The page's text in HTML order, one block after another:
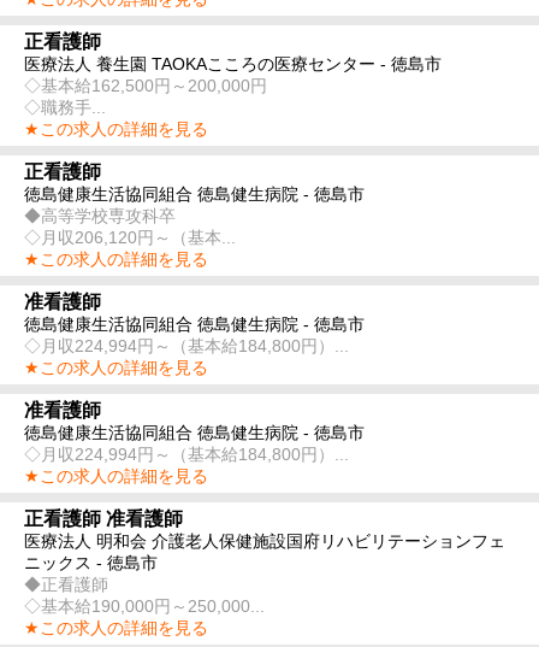
正看護師
医療法人 養生園 TAOKAこころの医療センター - 徳島市
◇基本給162,500円～200,000円
◇職務手...
★この求人の詳細を見る
正看護師
徳島健康生活協同組合 徳島健生病院 - 徳島市
◆高等学校専攻科卒
◇月収206,120円～（基本...
★この求人の詳細を見る
准看護師
徳島健康生活協同組合 徳島健生病院 - 徳島市
◇月収224,994円～（基本給184,800円）...
★この求人の詳細を見る
准看護師
徳島健康生活協同組合 徳島健生病院 - 徳島市
◇月収224,994円～（基本給184,800円）...
★この求人の詳細を見る
正看護師 准看護師
医療法人 明和会 介護老人保健施設国府リハビリテーションフェ
ニックス - 徳島市
◆正看護師
◇基本給190,000円～250,000...
★この求人の詳細を見る